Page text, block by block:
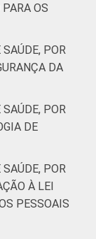
OS
POR
DA
POR
DE
POR
À LEI
PESSOAIS